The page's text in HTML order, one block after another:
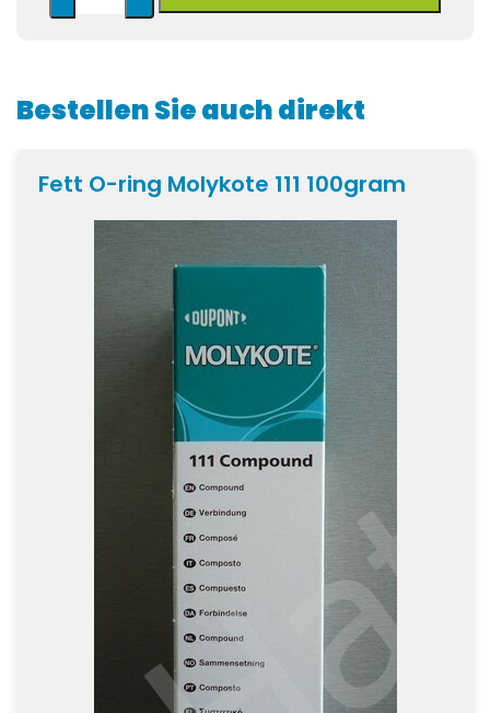
Bestellen Sie auch direkt
Fett O-ring Molykote 111 100gram